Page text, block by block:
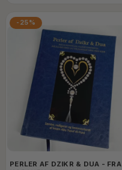
-25%
PERLER AF DZIKR & DUA - FRA